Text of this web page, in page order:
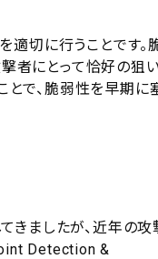
適切に行うことです。
者にとって恰好の狙
とで、脆弱性を早期に
きましたが、近年の攻
Detection &